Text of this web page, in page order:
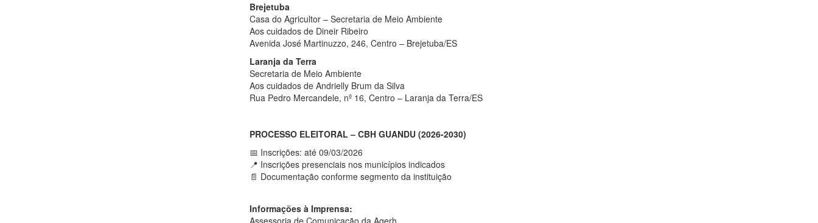
Brejetuba
Casa do Agricultor – Secretaria de Meio Ambiente
Aos cuidados de Dineir Ribeiro
Avenida José Martinuzzo, 246, Centro – Brejetuba/ES
Laranja da Terra
Secretaria de Meio Ambiente
Aos cuidados de Andrielly Brum da Silva
Rua Pedro Mercandele, nº 16, Centro – Laranja da Terra/ES
PROCESSO ELEITORAL – CBH GUANDU (2026-2030)
📅 Inscrições: até 09/03/2026
📍 Inscrições presenciais nos municípios indicados
📄 Documentação conforme segmento da instituição
Informações à Imprensa: